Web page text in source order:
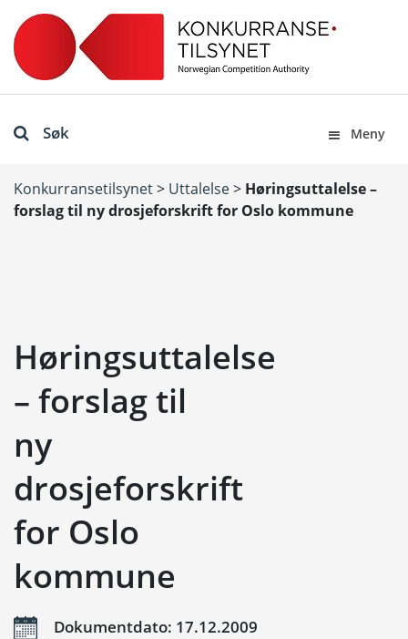
Søk Meny
Konkurransetilsynet> Uttalelse> Høringsuttalelse –
forslag til ny drosjeforskrift for Oslo kommune
Høringsuttalelse
– forslag til
ny
drosjeforskrift
for Oslo
kommune
Dokumentdato: 17.12.2009